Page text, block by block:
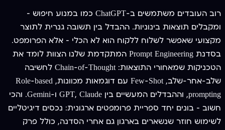
רוב העובדים משתמשים ב-ChatGPT כמו במנוע חיפוש —
ומקבלים תוצאות בינוניות. ההבדל בין תשובה גנרית לתוצר
מקצועי שאפשר לשלוח ללקוח הוא לא הכלי — אלא הפרומפט.
בסדנת Prompt Engineering המתקדמת שלנו הצוות לומד את
הטכניקות שמאחורי התוצאות: Chain-of-Thought לחשיבה
שלב-אחר-שלב, Few-Shot עם דוגמאות מכוונות, Role-based
prompting, וההבדלים המעשיים בין GPT, Claude ו-Gemini. והכי
חשוב — בונים יחד ספריית פרומפטים ארגונית: נכסים דיגיטליים
לשימוש חוזר שנשארים בארגון גם אחרי הסדנה, כולל פרק